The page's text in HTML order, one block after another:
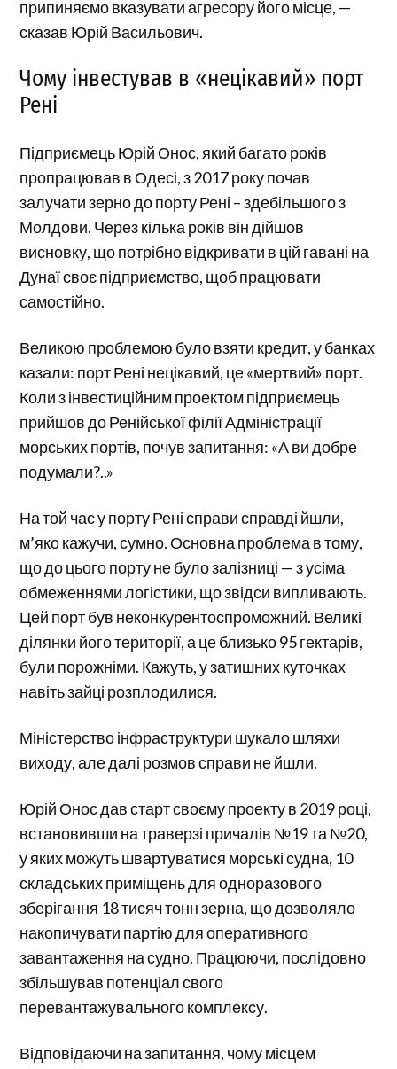
припиняємо вказувати агресору його місце, —
сказав Юрій Васильович.
Чому інвестував в «нецікавий» порт
Рені
Підприємець Юрій Онос, який багато років
пропрацював в Одесі, з 2017 року почав
залучати зерно до порту Рені – здебільшого з
Молдови. Через кілька років він дійшов
висновку, що потрібно відкривати в цій гавані на
Дунаї своє підприємство, щоб працювати
самостійно.
Великою проблемою було взяти кредит, у банках
казали: порт Рені нецікавий, це «мертвий» порт.
Коли з інвестиційним проектом підприємець
прийшов до Ренійської філії Адміністрації
морських портів, почув запитання: «А ви добре
подумали?..»
На той час у порту Рені справи справді йшли,
м’яко кажучи, сумно. Основна проблема в тому,
що до цього порту не було залізниці — з усіма
обмеженнями логістики, що звідси випливають.
Цей порт був неконкурентоспроможний. Великі
ділянки його території, а це близько 95 гектарів,
були порожніми. Кажуть, у затишних куточках
навіть зайці розплодилися.
Міністерство інфраструктури шукало шляхи
виходу, але далі розмов справи не йшли.
Юрій Онос дав старт своєму проекту в 2019 році,
встановивши на траверзі причалів №19 та №20,
у яких можуть швартуватися морські судна, 10
складських приміщень для одноразового
зберігання 18 тисяч тонн зерна, що дозволяло
накопичувати партію для оперативного
завантаження на судно. Працюючи, послідовно
збільшував потенціал свого
перевантажувального комплексу.
Відповідаючи на запитання, чому місцем